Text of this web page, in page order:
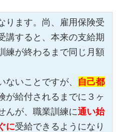
ります。尚、雇用保険受
講すると、本来の支給期
練が終わるまで同じ月額
ないことですが、 自己都
が給付されるまでに３ヶ
んが、職業訓練に通い始
に受給できるようになり